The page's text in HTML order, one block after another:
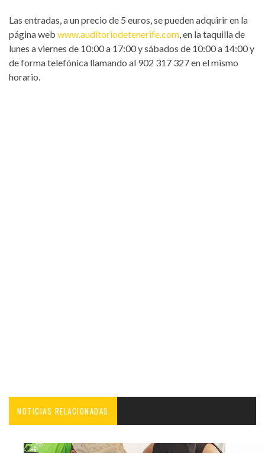
Las entradas, a un precio de 5 euros, se pueden adquirir en la
página web www.auditoriodetenerife.com , en la taquilla de
lunes a viernes de 10:00 a 17:00 y sábados de 10:00 a 14:00 y
de forma telefónica llamando al 902 317 327 en el mismo
horario.
NOTICIAS RELACIONADAS